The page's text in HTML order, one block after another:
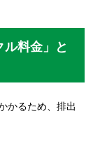
料金」と
かるため、排出